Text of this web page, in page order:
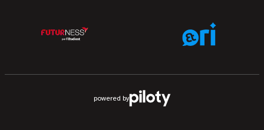
powered by